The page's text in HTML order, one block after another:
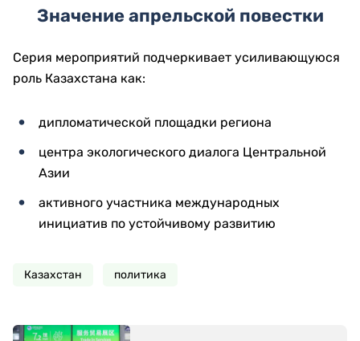
Значение апрельской повестки
Серия мероприятий подчеркивает усиливающуюся
роль Казахстана как:
дипломатической площадки региона
центра экологического диалога Центральной
Азии
активного участника международных
инициатив по устойчивому развитию
Казахстан политика